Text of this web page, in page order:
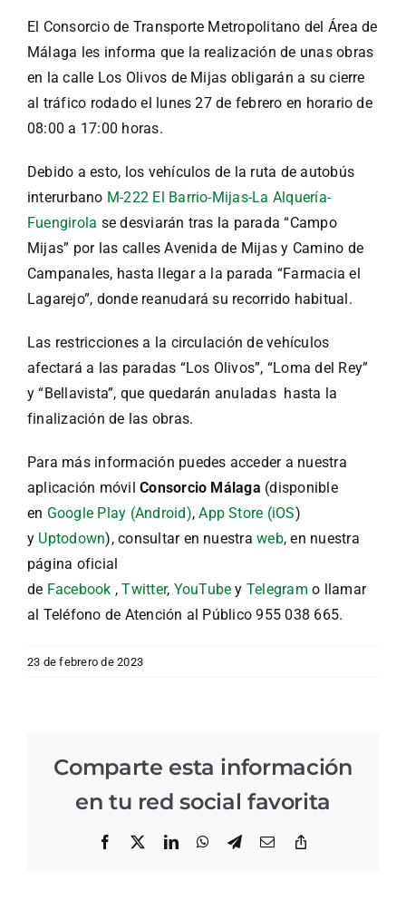
El Consorcio de Transporte Metropolitano del Área de
Málaga les informa que la realización de unas obras
en la calle Los Olivos de Mijas obligarán a su cierre
al tráfico rodado el lunes 27 de febrero en horario de
08:00 a 17:00 horas.
Debido a esto, los vehículos de la ruta de autobús
interurbano M-222 El Barrio-Mijas-La Alquería-
Fuengirola se desviarán tras la parada “Campo
Mijas” por las calles Avenida de Mijas y Camino de
Campanales, hasta llegar a la parada “Farmacia el
Lagarejo”, donde reanudará su recorrido habitual.
Las restricciones a la circulación de vehículos
afectará a las paradas “Los Olivos”, “Loma del Rey”
y “Bellavista”, que quedarán anuladas hasta la
finalización de las obras.
Para más información puedes acceder a nuestra
aplicación móvilConsorcio Málaga (disponible
en Google Play (Android),App Store (iOS)
y Uptodown), consultar en nuestraweb, en nuestra
página oficial
de Facebook ,Twitter, YouTube y Telegramo llamar
al Teléfono de Atención al Público 955 038 665.
23 de febrero de 2023
Comparte esta información
en tu red social favorita
Facebook LinkedInWhatsApp
Telegram
Correo